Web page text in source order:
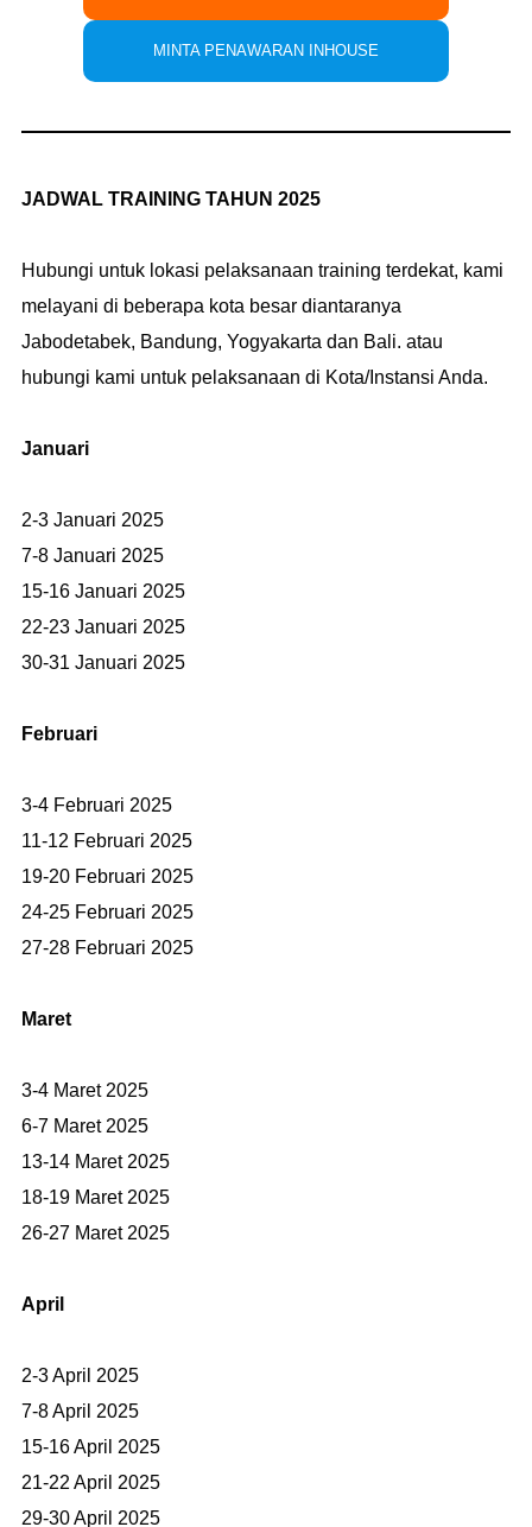
MINTA PENAWARAN INHOUSE
JADWAL TRAINING TAHUN 2025
Hubungi untuk lokasi pelaksanaan training terdekat, kami
melayani di beberapa kota besar diantaranya
Jabodetabek, Bandung, Yogyakarta dan Bali. atau
hubungi kami untuk pelaksanaan di Kota/Instansi Anda.
Januari
2-3 Januari 2025
7-8 Januari 2025
15-16 Januari 2025
22-23 Januari 2025
30-31 Januari 2025
Februari
3-4 Februari 2025
11-12 Februari 2025
19-20 Februari 2025
24-25 Februari 2025
27-28 Februari 2025
Maret
3-4 Maret 2025
6-7 Maret 2025
13-14 Maret 2025
18-19 Maret 2025
26-27 Maret 2025
April
2-3 April 2025
7-8 April 2025
15-16 April 2025
21-22 April 2025
29-30 April 2025